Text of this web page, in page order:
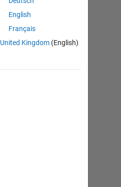
English
Français
United Kingdom(English)